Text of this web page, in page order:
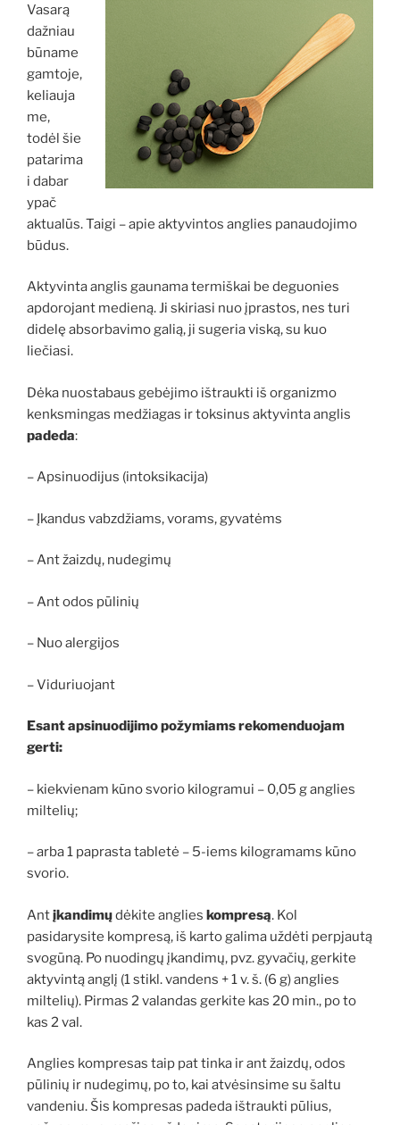
Vasarą
dažniau
būname
gamtoje,
keliauja
me,
todėl šie
patarima
i dabar
ypač
aktualūs. Taigi – apie aktyvintos anglies panaudojimo
būdus.
Aktyvinta anglis gaunama termiškai be deguonies
apdorojant medieną. Ji skiriasi nuo įprastos, nes turi
didelę absorbavimo galią, ji sugeria viską, su kuo
liečiasi.
Dėka nuostabaus gebėjimo ištraukti iš organizmo
kenksmingas medžiagas ir toksinus aktyvinta anglis
padeda:
– Apsinuodijus (intoksikacija)
– Įkandus vabzdžiams, vorams, gyvatėms
– Ant žaizdų, nudegimų
– Ant odos pūlinių
– Nuo alergijos
– Viduriuojant
Esant apsinuodijimo požymiams rekomenduojam
gerti:
– kiekvienam kūno svorio kilogramui – 0,05 g anglies
miltelių;
– arba 1 paprasta tabletė – 5-iems kilogramams kūno
svorio.
Antįkandimųdėkite anglies kompresą. Kol
pasidarysite kompresą, iš karto galima uždėti perpjautą
svogūną. Po nuodingų įkandimų, pvz. gyvačių, gerkite
aktyvintą anglį (1 stikl. vandens + 1 v. š. (6 g) anglies
miltelių). Pirmas 2 valandas gerkite kas 20 min., po to
kas 2 val.
Anglies kompresas taip pat tinka ir ant žaizdų, odos
pūlinių ir nudegimų, po to, kai atvėsinsime su šaltu
vandeniu. Šis kompresas padeda ištraukti pūlius,